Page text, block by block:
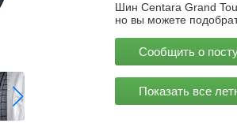
Шин Centara Grand
но вы можете
Сообщить о
Показать все